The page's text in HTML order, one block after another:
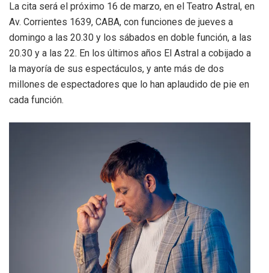
La cita será el próximo 16 de marzo, en el Teatro Astral, en
Av. Corrientes 1639, CABA, con funciones de jueves a
domingo a las 20.30 y los sábados en doble función, a las
20.30 y a las 22. En los últimos años El Astral a cobijado a
la mayoría de sus espectáculos, y ante más de dos
millones de espectadores que lo han aplaudido de pie en
cada función.